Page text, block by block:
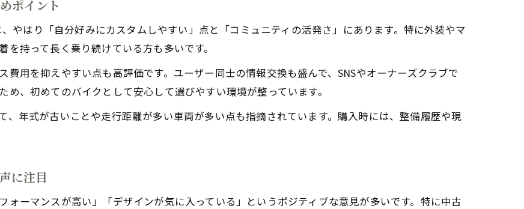
バイクBALIUSの高回転域で味わう加速の魅力
バリオス2の最高速と実際の加速体感を解説
バイクBALIUSの加速性能レビューとエンジン特性
バリオスならではの高回転サウンドの爽快感
バイクBALIUSで峠道を楽しむ加速性能の実際
ザー体験から見るバリオス選びのコツ
壊れやすいバイクを避けるためのバリオス選定ポイント
バリオス1型と2型の特徴から選び方を徹底解説
ポイント
やはり「自分好みにカスタムしやすい」点と「コミュニティの活発さ」にあります。特に外装やマ
持って長く乗り続けている方も多いです。
用を抑えやすい点も高評価です。ユーザー同士の情報交換も盛んで、SNSやオーナーズクラブで
、初めてのバイクとして安心して選びやすい環境が整っています。
、年式が古いことや走行距離が多い車両が多い点も指摘されています。購入時には、整備履歴や現
に注目
ォーマンスが高い」「デザインが気に入っている」というポジティブな意見が多いです。特に中古